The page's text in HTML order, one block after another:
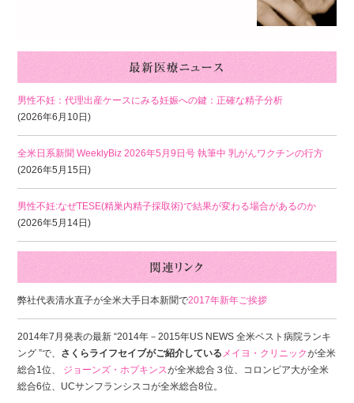
男性不妊：代理出産ケースにみる妊娠への鍵：正確な精子分析
(2026年6月10日)
全米日系新聞 WeeklyBiz 2026年5月9日号 執筆中 乳がんワクチンの行方
(2026年5月15日)
男性不妊:なぜTESE(精巣内精子採取術)で結果が変わる場合があるのか
(2026年5月14日)
弊社代表清水直子が全米大手日本新聞で2017年新年ご挨拶
2014年7月発表の最新 “2014年－2015年US NEWS 全米ベスト病院ランキ
ング ”で、 さくらライフセイブがご紹介している メイヨ・クリニックが全米
総合1位、 ジョーンズ・ホプキンスが全米総合３位、コロンビア大が全米
総合6位、UCサンフランシスコが全米総合8位。